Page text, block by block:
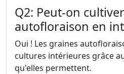
Q2: Peut-on
autofloraison en
Oui ! Les graines
cultures intérieures grâce
qu'elles permettent.